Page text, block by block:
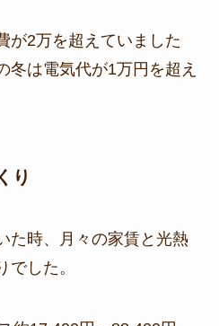
が2万を超えていました
冬は電気代が1万円を超え
り
た時、月々の家賃と光熱
でした。